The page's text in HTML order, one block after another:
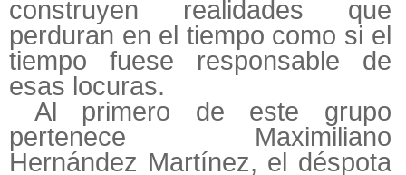
construyen realidades que
perduran en el tiempo como si el
tiempo fuese responsable de
esas locuras.
Al primero de este grupo
pertenece Maximiliano
Hernández Martínez, el déspota